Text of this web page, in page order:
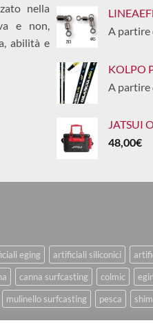
nella
e non,
abilità e
A partire
KOLPO
A partire
JATSUI
48,00€
eging artificiali siliconici
canna surfcasting colmic
mulinello surfcasting pesca